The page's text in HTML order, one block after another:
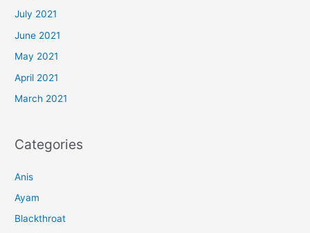
July 2021
June 2021
May 2021
April 2021
March 2021
Categories
Anis
Ayam
Blackthroat